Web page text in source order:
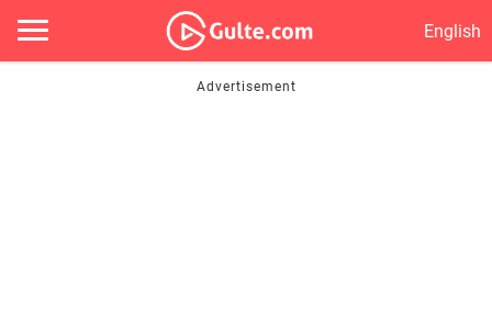
English